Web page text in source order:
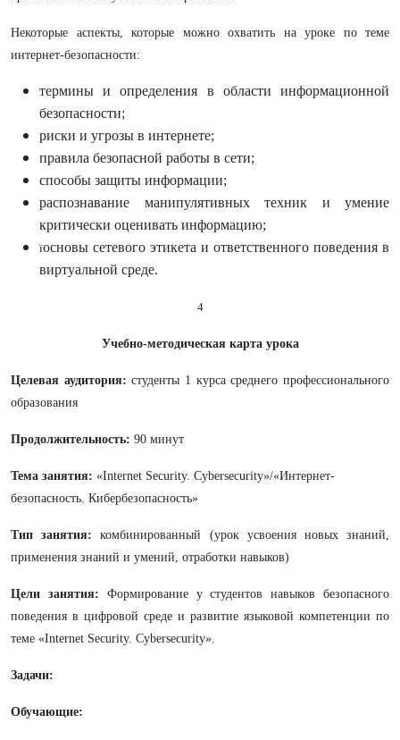
Некоторые аспекты, которые можно охватить на уроке по теме
интернет-безопасности:
термины и определения в области информационной
безопасности;
риски и угрозы в интернете;
правила безопасной работы в сети;
способы защиты информации;
распознавание манипулятивных техник и умение
критически оценивать информацию;
ïосновы сетевого этикета и ответственного поведения в
виртуальной среде.
4
Учебно-методическая карта урока
Целевая аудитория:студенты 1 курса среднего профессионального
образования
Продолжительность: 90 минут
Тема занятия: «Internet Security. Cybersecurity»/«Интернет-
безопасность. Кибербезопасность»
Тип занятия:комбинированный (урок усвоения новых знаний,
применения знаний и умений, отработки навыков)
Цели занятия: Формирование у студентов навыков безопасного
поведения в цифровой среде и развитие языковой компетенции по
теме «Internet Security. Cybersecurity».
Задачи:
Обучающие: